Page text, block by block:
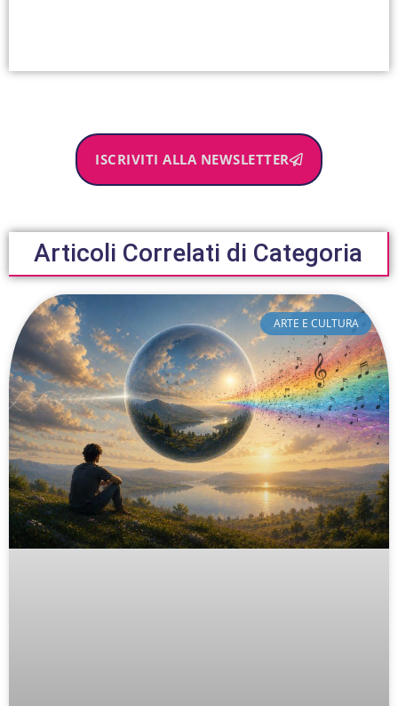
ISCRIVITI ALLA NEWSLETTER
Articoli Correlati di Categoria
ARTE E CULTURA